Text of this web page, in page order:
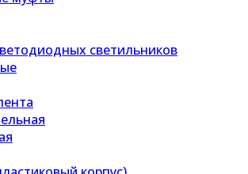
светильников